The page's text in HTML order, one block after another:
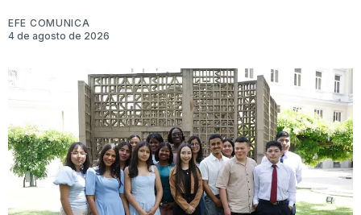
EFE COMUNICA
4 de agosto de 2026